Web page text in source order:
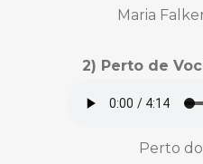
Maria
2) Perto de
Perto